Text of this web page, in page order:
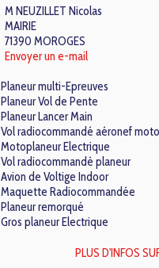
M NEUZILLET Nicolas
MAIRIE
71390 MOROGES
Envoyer un e-mail
Planeur multi-Epreuves
Planeur Vol de Pente
Planeur Lancer Main
Vol radiocommandé aéronef
Motoplaneur Electrique
Vol radiocommandé planeur
Avion de Voltige Indoor
Maquette Radiocommandée
Planeur remorqué
Gros planeur Electrique
PLUS D'INFOS